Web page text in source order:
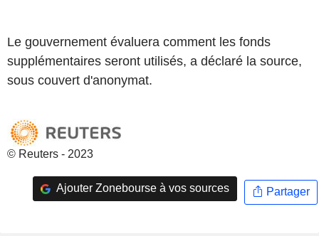
Le gouvernement évaluera comment les fonds
supplémentaires seront utilisés, a déclaré la source,
sous couvert d'anonymat.
© Reuters - 2023
Ajouter Zonebourse à vos sources Partager